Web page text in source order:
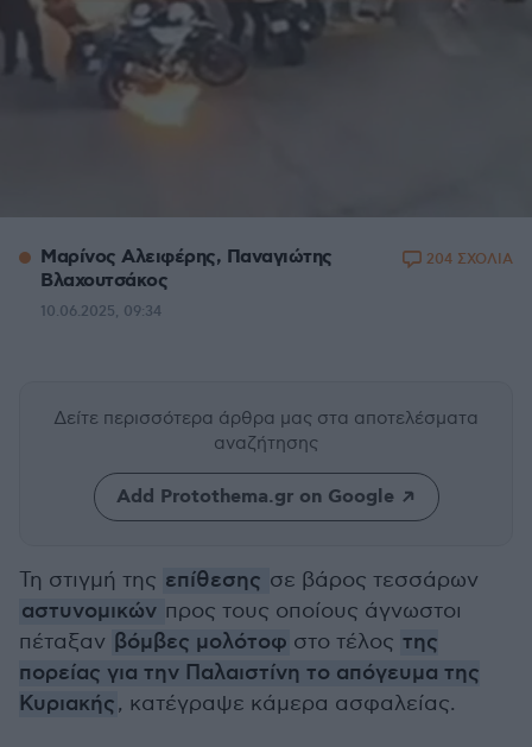
Μαρίνος Αλειφέρης, Παναγιώτης
Βλαχουτσάκος
10.06.2025, 09:34
204 ΣΧΟΛΙΑ
Δείτε περισσότερα άρθρα μας στα αποτελέσματα
αναζήτησης
Add Protothema.gr on Google
Τη στιγμή της επίθεσης σε βάρος τεσσάρων
αστυνομικών προς τους οποίους άγνωστοι
πέταξαν βόμβες μολότοφ στο τέλος της
πορείας για την Παλαιστίνη το απόγευμα της
Κυριακής, κατέγραψε κάμερα ασφαλείας.